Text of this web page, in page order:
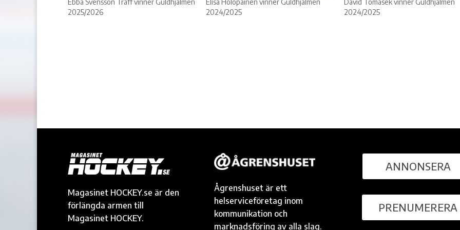
Ebba Svensson Träff vinner Guldhjälmen
2025/2026
Elisa Holopainen vinner Guldhjälmen
2024/2025
David Tomasek vinner Guldhjälmen
2024/2025
Magasinet HOCKEY.se är den
förlängda armen till
Magasinet HOCKEY.
Ågrenshuset är ett
helserviceföretag inom
kommunikation och
marknadsföring av alla slag.
ANNONSERA
PRENUMERERA